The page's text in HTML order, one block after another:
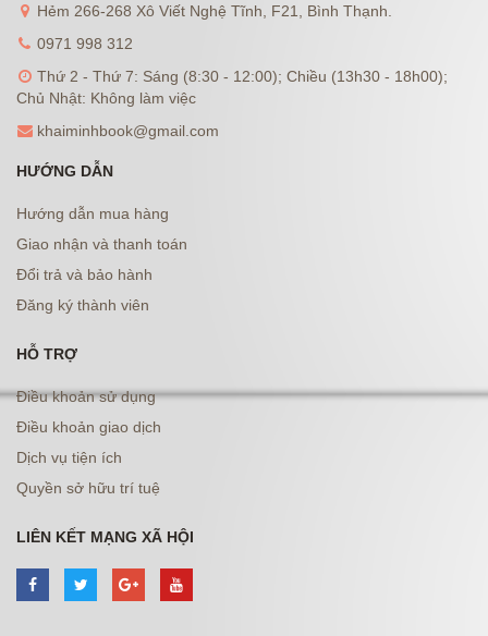
Hẻm 266-268 Xô Viết Nghệ Tĩnh, F21, Bình Thạnh.
0971 998 312
Thứ 2 - Thứ 7: Sáng (8:30 - 12:00); Chiều (13h30 - 18h00);
Chủ Nhật: Không làm việc
khaiminhbook@gmail.com
HƯỚNG DẪN
Hướng dẫn mua hàng
Giao nhận và thanh toán
Đổi trả và bảo hành
Đăng ký thành viên
HỖ TRỢ
Điều khoản sử dụng
Điều khoản giao dịch
Dịch vụ tiện ích
Quyền sở hữu trí tuệ
LIÊN KẾT MẠNG XÃ HỘI